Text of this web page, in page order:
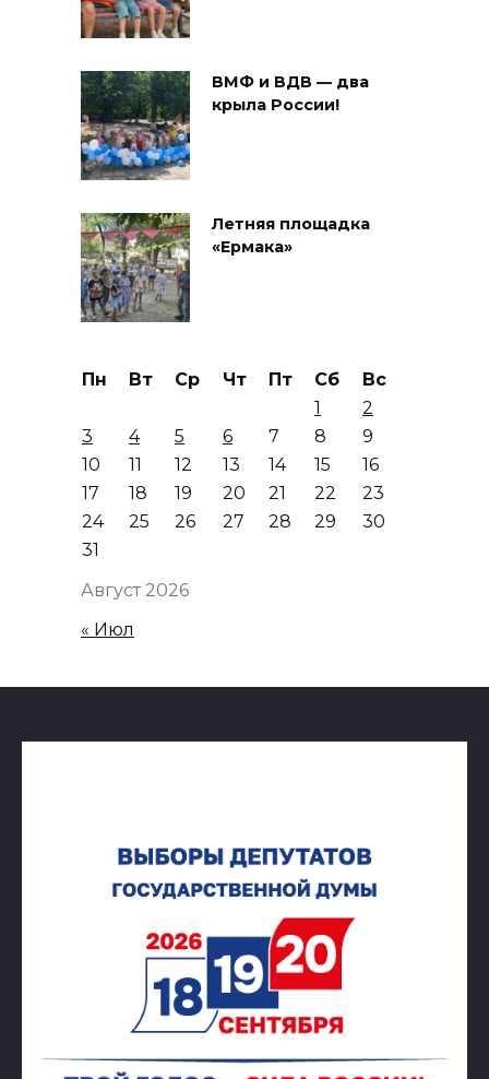
ВМФ и ВДВ — два
крыла России!
Летняя площадка
«Ермака»
Август 2026
Пн Вт Ср Чт Пт Сб
Вс
1
2
3
4 5 6 7 8
9
10
11 12 13 14 15
16
17
18 19 20 21 22
23
24
25 26 27 28 29
30
31
« Июл